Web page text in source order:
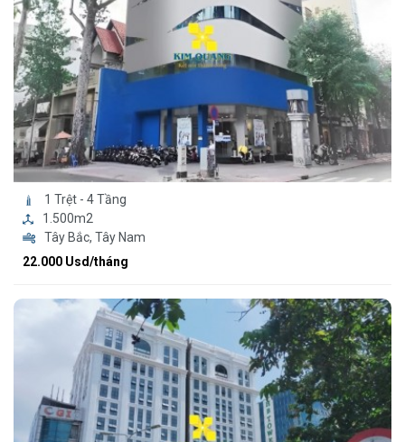
1 Trệt - 4 Tầng
1.500m2
Tây Bắc, Tây Nam
22.000 Usd/tháng